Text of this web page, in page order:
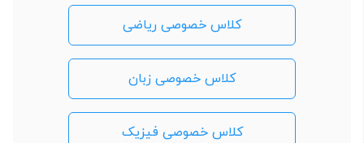
کلاس خصوصی ریاضی
کلاس خصوصی زبان
کلاس خصوصی فیزیک